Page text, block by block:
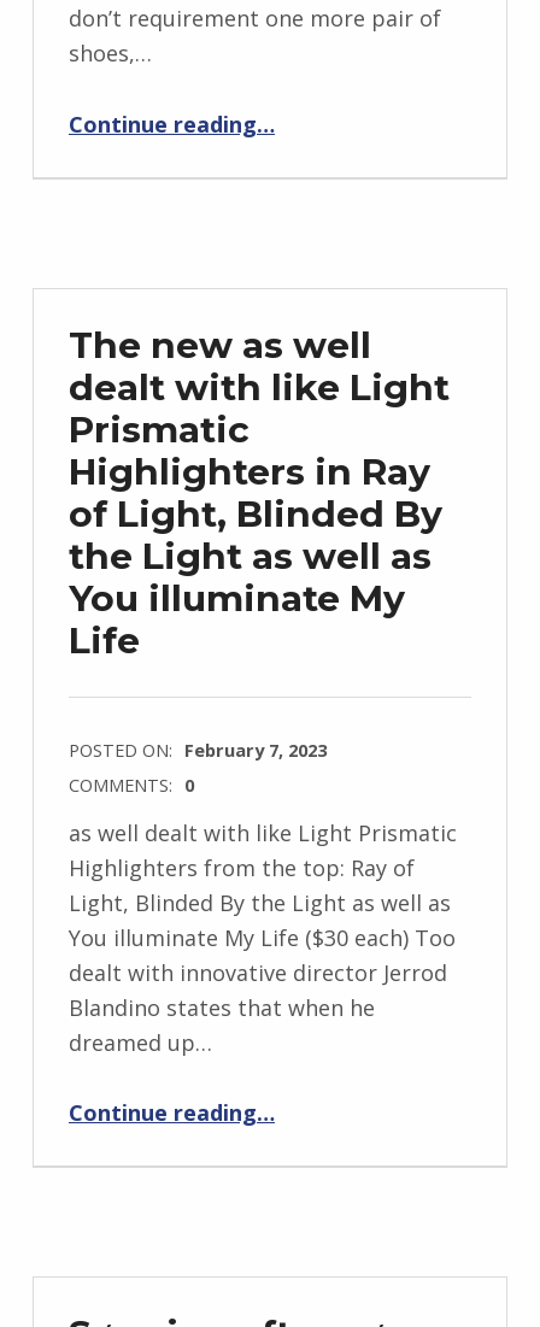
don’t requirement one more pair of
shoes,…
Continue reading“Accessorize Me! 13 Playfully Pink shoes From DSW”
…
The new as well
dealt with like Light
Prismatic
Highlighters in Ray
of Light, Blinded By
the Light as well as
You illuminate My
Life
POSTED ON: February 7, 2023
COMMENTS: 0
as well dealt with like Light Prismatic
Highlighters from the top: Ray of
Light, Blinded By the Light as well as
You illuminate My Life ($30 each) Too
dealt with innovative director Jerrod
Blandino states that when he
dreamed up…
Continue reading“The new as well dealt with like Light Prismatic Highlighters in Ray of Light, Blinded By the Light as well as You illuminate My Life”
…